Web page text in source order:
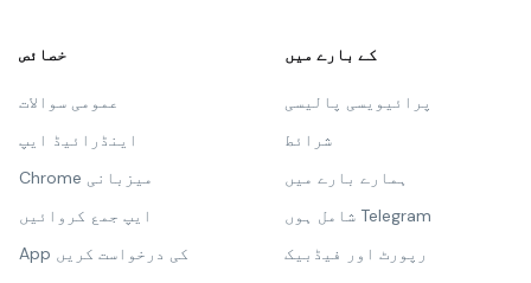
خصائص
عمومی سوالات
اینڈرائیڈ ایپ
Chrome میزبانی
ایپ جمع کروائیں
App کی درخواست کریں
کے بارے میں
پرائیویسی پالیسی
شرائط
ہمارے بارے میں
شامل ہوں Telegram
رپورٹ اور فیڈبیک